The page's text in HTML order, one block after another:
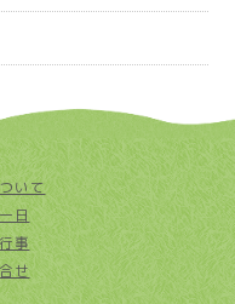
いて
日
事
せ